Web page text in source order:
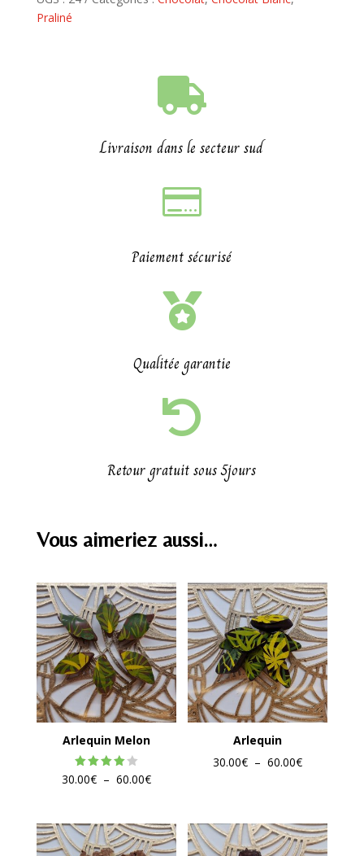
Praliné

Livraison dans le secteur sud

Paiement sécurisé

Qualitée garantie

Retour gratuit sous 5jours
Vous aimeriez aussi…
Arlequin Melon
Note
4.00
30.00€ – 60.00€Plage
prix :
30.00€
Arlequin
30.00€ – 60.00€Plage
30.00€
à